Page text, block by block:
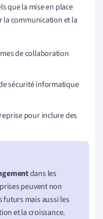
que la mise en place
communication et la
de collaboration
sécurité informatique
pour inclure des
dans les
peuvent non
futurs mais aussi les
et la croissance.